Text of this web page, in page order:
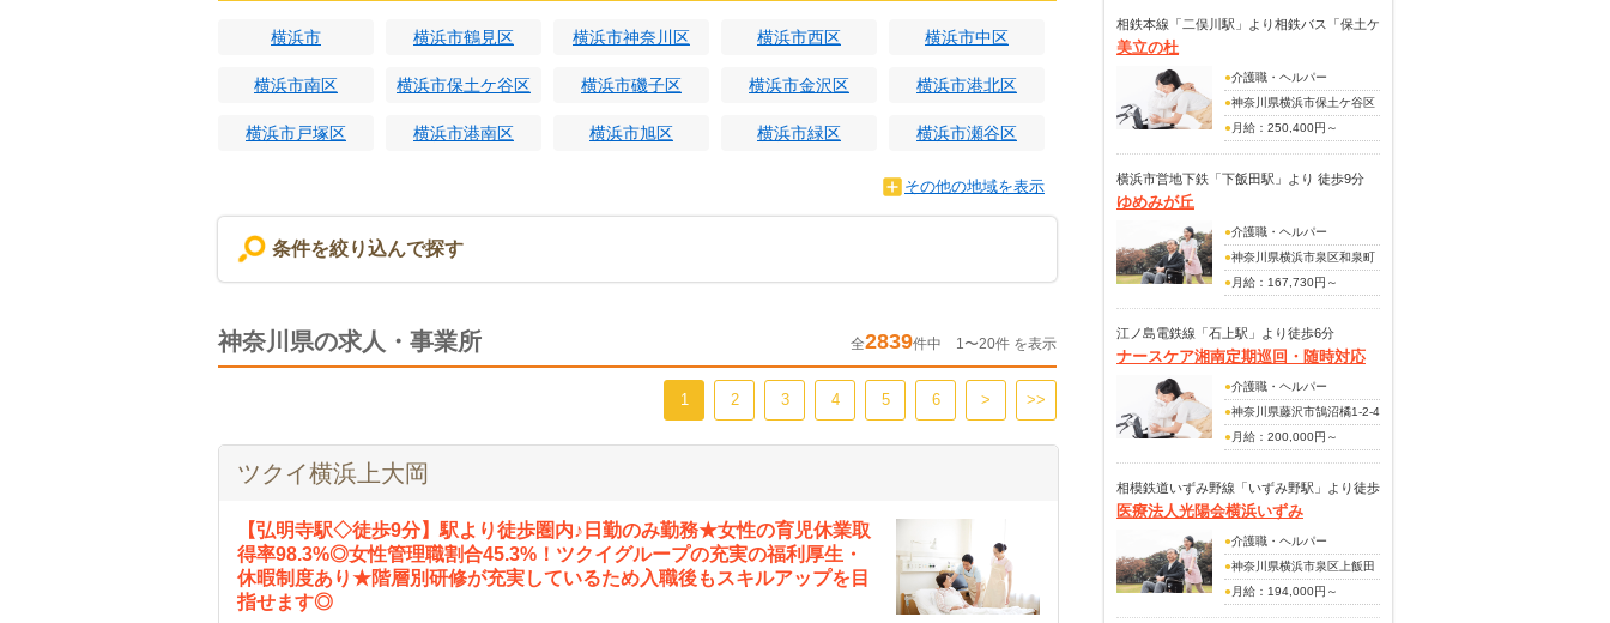
横浜市 横浜市鶴見区 横浜市神奈川区 横浜市西区 横浜市中区
横浜市南区 横浜市保土ケ谷区 横浜市磯子区 横浜市金沢区 横浜市港北区
横浜市戸塚区 横浜市港南区 横浜市旭区 横浜市緑区 横浜市瀬谷区
その他の地域を表示
条件を絞り込んで探す
神奈川県の求人・事業所 全2839件中 1〜20件 を表示
1 2 3 4 5 6 > >>
ツクイ横浜上大岡
【弘明寺駅◇徒歩9分】駅より徒歩圏内♪日勤のみ勤務★女性の育児休業取
得率98.3%◎女性管理職割合45.3%！ツクイグループの充実の福利厚生・
休暇制度あり★階層別研修が充実しているため入職後もスキルアップを目
指せます◎
相鉄本線「二俣川駅」より相鉄バス「保土ケ
谷駅東口行」乗車「今井大上」バス停下車後
美立の杜
●介護職・ヘルパー
●神奈川県横浜市保土ケ谷区
今井町609-1
● 月給：250,400円～
250,400円
※夜勤手当4回分を含む
月給：226,400円～226,400
円
（上記月給の手当内訳）
住宅手当 （賃貸）10,000
資格手当
（その他手当）
扶養手当 配偶者 17,000
円、第一子 10,000円、第二
子 5,000円
介護福祉士 15,000円
夜勤手当：6,000円/回
賞与年2回(前年度実績3ヶ月
分)
横浜市営地下鉄「下飯田駅」より 徒歩9分
ゆめみが丘
●介護職・ヘルパー
●神奈川県横浜市泉区和泉町
1202
● 月給：167,730円～
251,000円
（手当内訳）
家族手当有
住宅手当有
出張手当有
役職手当有
※賞与年2回（昨年実績：
江ノ島電鉄線「石上駅」より徒歩6分
ナースケア湘南定期巡回・随時対応
型訪問介護看護
●介護職・ヘルパー
●神奈川県藤沢市鵠沼橘1-2-4
クゲヌマファーストビル502
● 月給：200,000円～
(手当内訳)
・資格手当：20,000～
60,000円
・業務手当：20,000～
40,000円
・その他手当：60,000円
相模鉄道いずみ野線「いずみ野駅」より徒歩
18分
医療法人光陽会横浜いずみ
●介護職・ヘルパー
●神奈川県横浜市泉区上飯田
町3873-1
● 月給：194,000円～
194,000円